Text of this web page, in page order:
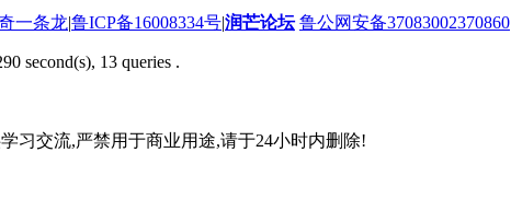
一条龙|鲁ICP备16008334号|润芒论坛 鲁公网安备37083002370860
second(s), 13 queries .
习交流,严禁用于商业用途,请于24小时内删除!